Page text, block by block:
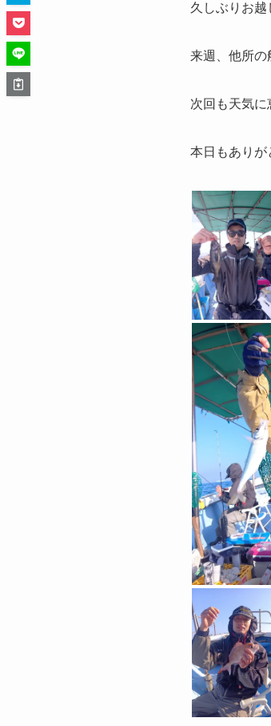
久しぶりお越
来週、他所の
次回も天気に
本日もありが